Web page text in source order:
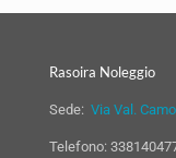
Rasoira Noleggio
Sede: Via Val.
Telefono: